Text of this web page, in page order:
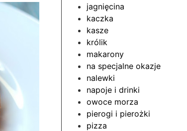
jagnięcina
kaczka
kasze
królik
makarony
na specjalne okazje
nalewki
napoje i drinki
owoce morza
pierogi i pierożki
pizza